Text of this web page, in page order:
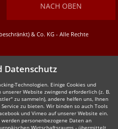
NACH OBEN
& Co. KG - Alle Rechte
Datenschutz
Technologien. Einige Cookies und
Website zwingend erforderlich (z. B.
zu sammeln), andere helfen uns, Ihnen
zu bieten. Wir binden so auch Tools
und Vimeo auf unserer Website ein.
personenbezogene Daten an
Wirtschaftsraums - übermittelt